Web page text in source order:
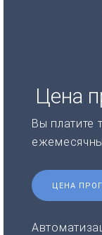
Цена
Вы платите
ЦЕНА